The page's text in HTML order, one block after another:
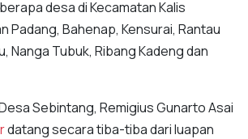
desa di Kecamatan Kalis
Padang, Bahenap, Kensurai, Rantau
Nanga Tubuk, Ribang Kadeng dan
Sebintang, Remigius Gunarto Asai
datang secara tiba-tiba dari luapan